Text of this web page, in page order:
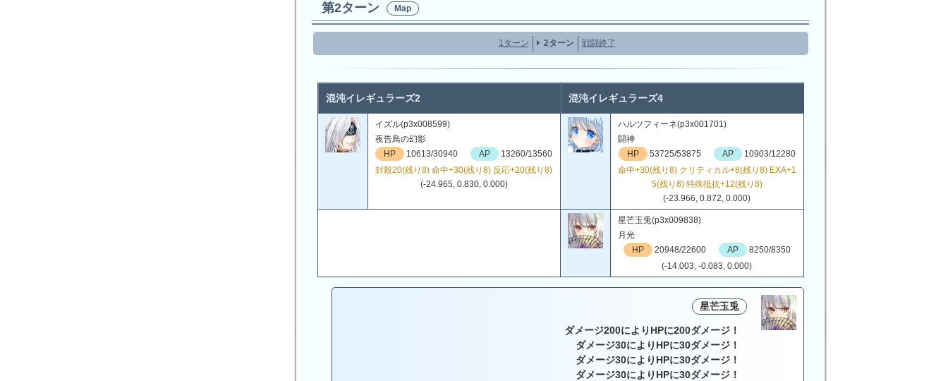
第2ターン Map
1ターン 2ターン 戦闘終了
混沌イレギュラーズ2 混沌イレギュラーズ4
イズル(p3x008599)
夜告鳥の幻影
HP
10613/30940 AP
13260/13560
封殺20(残り8) 命中+30(残り8) 反応+20(残り8)
(-24.965, 0.830, 0.000)
ハルツフィーネ(p3x001701)
闘神
HP
53725/53875 AP
10903/12280
命中+30(残り8) クリティカル+8(残り8) EXA+1
5(残り8) 特殊抵抗+12(残り8)
(-23.966, 0.872, 0.000)
星芒玉兎(p3x009838)
月光
HP
20948/22600 AP
8250/8350
(-14.003, -0.083, 0.000)
星芒玉兎
ダメージ200によりHPに200ダメージ！
ダメージ30によりHPに30ダメージ！
ダメージ30によりHPに30ダメージ！
ダメージ30によりHPに30ダメージ！